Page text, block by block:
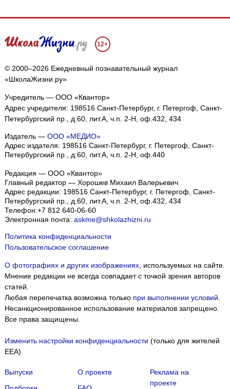
12+
© 2000–2026 Ежедневный познавательный журнал
«ШколаЖизни.ру»
Учредитель — ООО «Квантор»
Адрес учредителя: 198516 Санкт-Петербург, г. Петергоф, Санкт-
Петербургский пр., д.60, лит.А, ч.п. 2-Н, оф.432, 434
Издатель — ООО «МЕДИО»
Адрес издателя: 198516 Санкт-Петербург, г. Петергоф, Санкт-
Петербургский пр., д.60, лит.А, ч.п. 2-Н, оф.440
Редакция — ООО «Квантор»
Главный редактор — Хорошев Михаил Валерьевич
Адрес редакции: 198516 Санкт-Петербург, г. Петергоф, Санкт-
Петербургский пр., д.60, лит.А, ч.п. 2-Н, оф.432, 434
Телефон:+7 812 640-06-60
Электронная почта: askme@shkolazhizni.ru
Политика конфиденциальности
Пользовательское соглашение
О фотографиях и других изображениях, используемых на сайте.
Мнение редакции не всегда совпадает с точкой зрения авторов
статей.
Любая перепечатка возможна только при выполнении условий.
Несанкционированное использование материалов запрещено.
Все права защищены.
Изменить настройки конфиденциальности (только для жителей
EEA)
Выпуски
О проекте
Реклама на
проекте